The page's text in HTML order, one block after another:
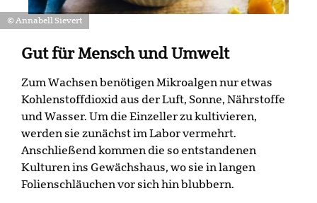
Gut für Mensch und Umwelt
Zum Wachsen benötigen Mikroalgen nur etwas
Kohlenstoffdioxid aus der Luft, Sonne, Nährstoffe
und Wasser. Um die Einzeller zu kultivieren,
werden sie zunächst im Labor vermehrt.
Anschließend kommen die so entstandenen
Kulturen ins Gewächshaus, wo sie in langen
Folienschläuchen vor sich hin blubbern.
© Annabell Sievert